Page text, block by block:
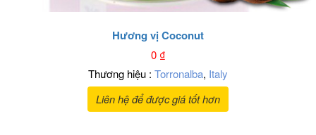
Hương vị Coconut
0₫
Thương hiệu : Torronalba, Italy
Liên hệ để được giá tốt hơn